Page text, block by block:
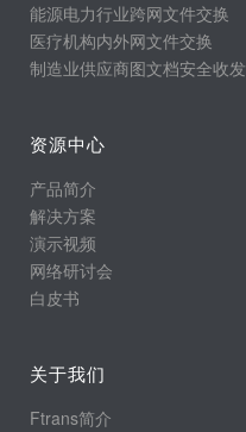
能源电力行业跨网文件交换
医疗机构内外网文件交换
制造业供应商图文档安全收发
资源中心
产品简介
解决方案
演示视频
网络研讨会
白皮书
关于我们
Ftrans简介